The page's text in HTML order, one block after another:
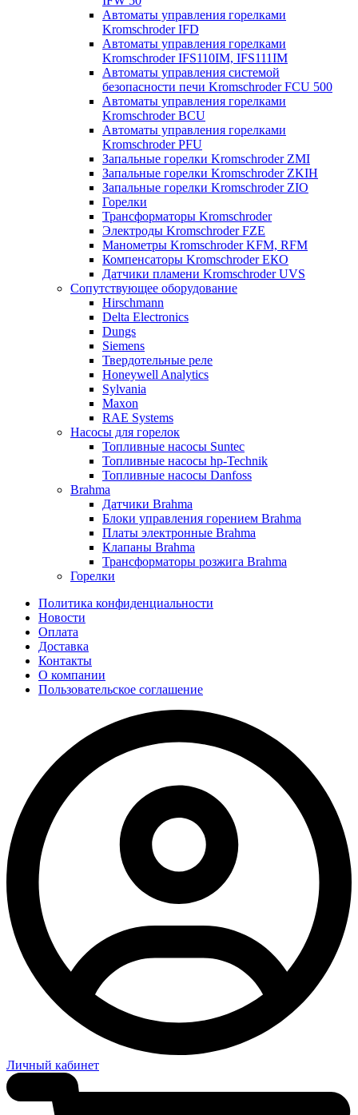
Автоматы управления горелками
Kromschroder IFD
Автоматы управления горелками
Kromschroder IFS110IM, IFS111IM
Автоматы управления системой
безопасности печи Kromschroder FCU 500
Автоматы управления горелками
Kromschroder BCU
Автоматы управления горелками
Kromschroder PFU
Запальные горелки Kromschroder ZМI
Запальные горелки Kromschroder ZKIH
Запальные горелки Kromschroder ZIO
Горелки
Трансформаторы Kromschroder
Электроды Kromschroder FZE
Манометры Kromschroder KFM, RFM
Компенсаторы Kromschroder ЕКО
Датчики пламени Kromschroder UVS
Сопутствующее оборудование
Hirschmann
Delta Electronics
Dungs
Siemens
Твердотельные реле
Honeywell Analytics
Sylvania
Maxon
RAE Systems
Насосы для горелок
Топливные насосы Suntec
Топливные насосы hp-Technik
Топливные насосы Danfoss
Brahma
Датчики Brahma
Блоки управления горением Brahma
Платы электронные Brahma
Клапаны Brahma
Трансформаторы розжига Brahma
Горелки
Политика конфиденциальности
Новости
Оплата
Доставка
Контакты
О компании
Пользовательское соглашение
Личный кабинет